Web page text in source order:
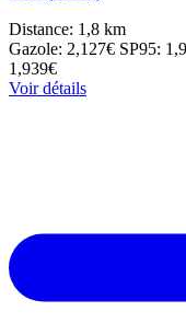
Distance: 1,8 km
Gazole: 2,127€ SP95:
1,939€
Voir détails